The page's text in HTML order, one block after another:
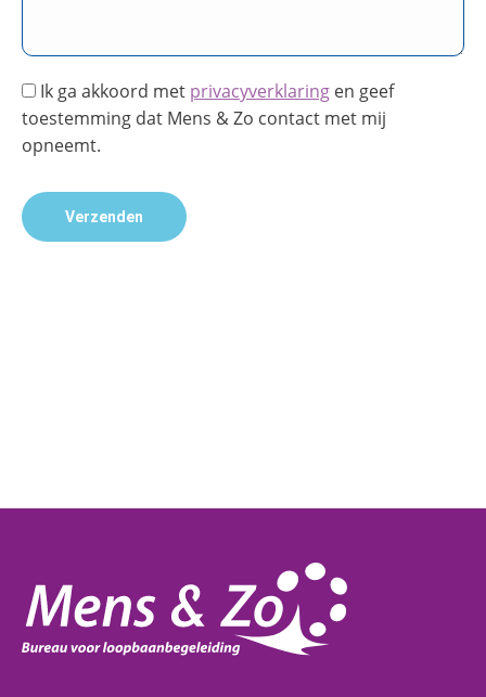
Ik ga akkoord met privacyverklaring en geef
toestemming dat Mens & Zo contact met mij
opneemt.